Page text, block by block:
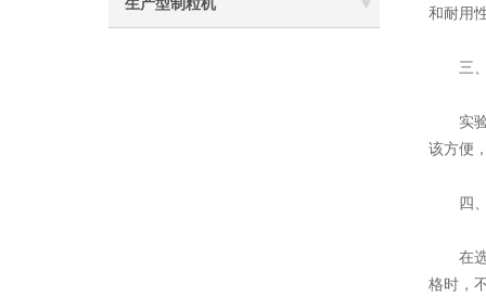
生产型制粒机
和耐用
三、
实验
该方便
四、
在选
格时，